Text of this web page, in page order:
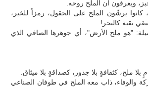
ويعرفون أن الملح روحه.
كانوا يرشّون الملح على الحقول، رمزاً للخير،
نقية كالبحر!
"هو ملح الأرض"، أي جوهرها الصافي الذي
بلا ملح، كثقافةٍ بلا جذور، كصداقةٍ بلا ميثاق.
والوفاء، ذاب معه الملح في طوفان الصناعي